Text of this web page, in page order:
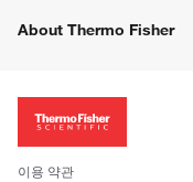
웹사이트 개선사항
About Thermo Fisher
투자자
사회적 책임
이용 약관